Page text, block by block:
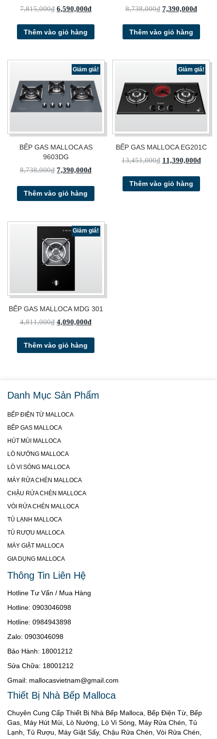
7,815,000₫ 6,590,000₫
Thêm vào giỏ hàng
8,738,000₫ 7,390,000₫
Thêm vào giỏ hàng
Giảm giá!
BẾP GAS MALLOCA AS
9603DG
8,738,000₫ 7,390,000₫
Thêm vào giỏ hàng
Giảm giá!
BẾP GAS MALLOCA EG201C
13,451,000₫ 11,390,000₫
Thêm vào giỏ hàng
Giảm giá!
BẾP GAS MALLOCA MDG 301
4,811,000₫ 4,090,000₫
Thêm vào giỏ hàng
Danh Mục Sản Phẩm
BẾP ĐIỆN TỪ MALLOCA
BẾP GAS MALLOCA
HÚT MÙI MALLOCA
LÒ NƯỚNG MALLOCA
LÒ VI SÓNG MALLOCA
MÁY RỬA CHÉN MALLOCA
CHẬU RỬA CHÉN MALLOCA
VÒI RỬA CHÉN MALLOCA
TỦ LẠNH MALLOCA
TỦ RƯỢU MALLOCA
MÁY GIẶT MALLOCA
GIA DỤNG MALLOCA
Thông Tin Liên Hệ
Hotline Tư Vấn / Mua Hàng
Hotline: 0903046098
Hotline: 0984943898
Zalo: 0903046098
Bảo Hành: 18001212
Sửa Chữa: 18001212
Gmail: mallocasvietnam@gmail.com
Thiết Bị Nhà Bếp Malloca
Chuyên Cung Cấp Thiết Bị Nhà Bếp Malloca, Bếp Điện Từ, Bếp
Gas, Máy Hút Mùi, Lò Nướng, Lò Vi Sóng, Máy Rửa Chén, Tủ
Lạnh, Tủ Rượu, Máy Giặt Sấy, Chậu Rửa Chén, Vòi Rửa Chén,